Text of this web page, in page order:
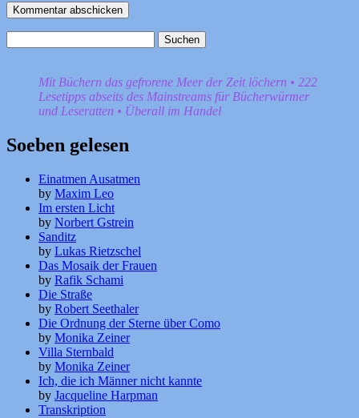
nach:
Mit Büchern das gefrorene Meer der Zeit löchern • 222
Lesetipps abseits des Mainstreams für Bücherwürmer
und Leseratten • Überall im Handel
Soeben gelesen
Einatmen Ausatmen
by Maxim Leo
Im ersten Licht
by Norbert Gstrein
Sanditz
by Lukas Rietzschel
Das Mosaik der Frauen
by Rafik Schami
Die Straße
by Robert Seethaler
Die Ordnung der Sterne über Como
by Monika Zeiner
Villa Sternbald
by Monika Zeiner
Ich, die ich Männer nicht kannte
by Jacqueline Harpman
Transkription